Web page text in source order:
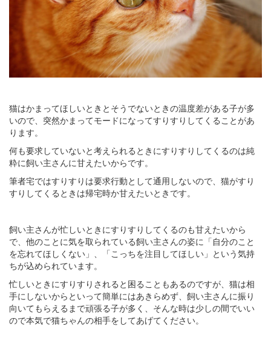
猫はかまってほしいときとそうでないときの温度差がある子が多
いので、突然かまってモードになってすりすりしてくることがあ
ります。
何も要求していないと考えられるときにすりすりしてくるのは純
粋に飼い主さんに甘えたいからです。
筆者宅ではすりすりは要求行動として通用しないので、猫がすり
すりしてくるときは帰宅時か甘えたいときです。
飼い主さんが忙しいときにすりすりしてくるのも甘えたいから
で、他のことに気を取られている飼い主さんの姿に「自分のこと
を忘れてほしくない」、「こっちを注目してほしい」という気持
ちが込められています。
忙しいときにすりすりされると困ることもあるのですが、猫は相
手にしないからといって簡単にはあきらめず、飼い主さんに振り
向いてもらえるまで頑張る子が多く、そんな時は少しの間でいい
ので本気で猫ちゃんの相手をしてあげてください。